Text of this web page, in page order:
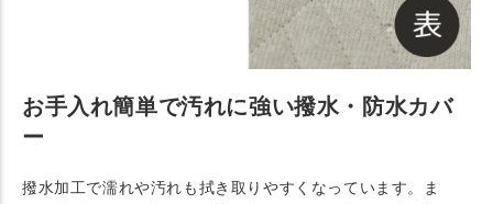
お手入れ簡単で汚れに強い撥水・防水カバ
ー
撥水加工で濡れや汚れも拭き取りやすくなっています。ま